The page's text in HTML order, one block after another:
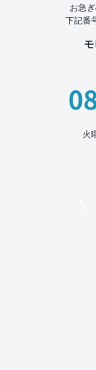
お急
下記番
火